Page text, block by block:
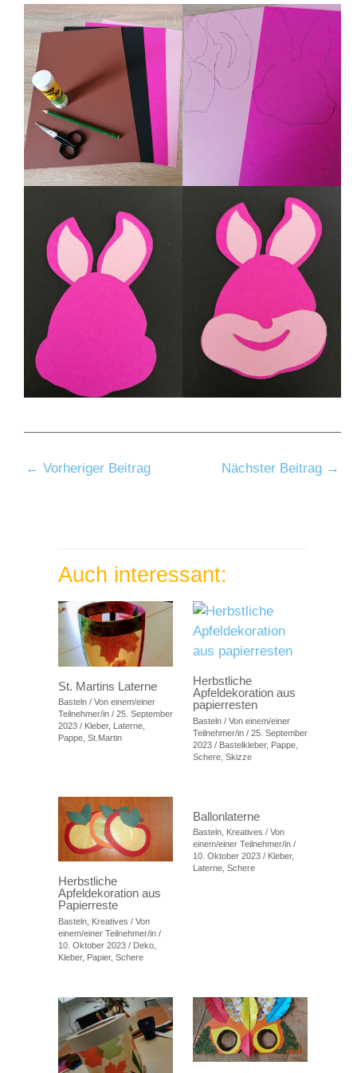
← Vorheriger Beitrag Nächster Beitrag →
Auch interessant:
St. Martins Laterne
Basteln/ Von einem/einer
Teilnehmer/in / 25. September
2023 / Kleber, Laterne,
Pappe, St.Martin
Herbstliche
Apfeldekoration aus
papierresten
Basteln/ Von einem/einer
Teilnehmer/in / 25. September
2023 / Bastelkleber, Pappe,
Schere, Skizze
Herbstliche
Apfeldekoration aus
Papierreste
Basteln, Kreatives / Von
einem/einer Teilnehmer/in /
10. Oktober 2023 / Deko,
Kleber, Papier, Schere
Ballonlaterne
Basteln, Kreatives / Von
einem/einer Teilnehmer/in /
10. Oktober 2023 / Kleber,
Laterne, Schere